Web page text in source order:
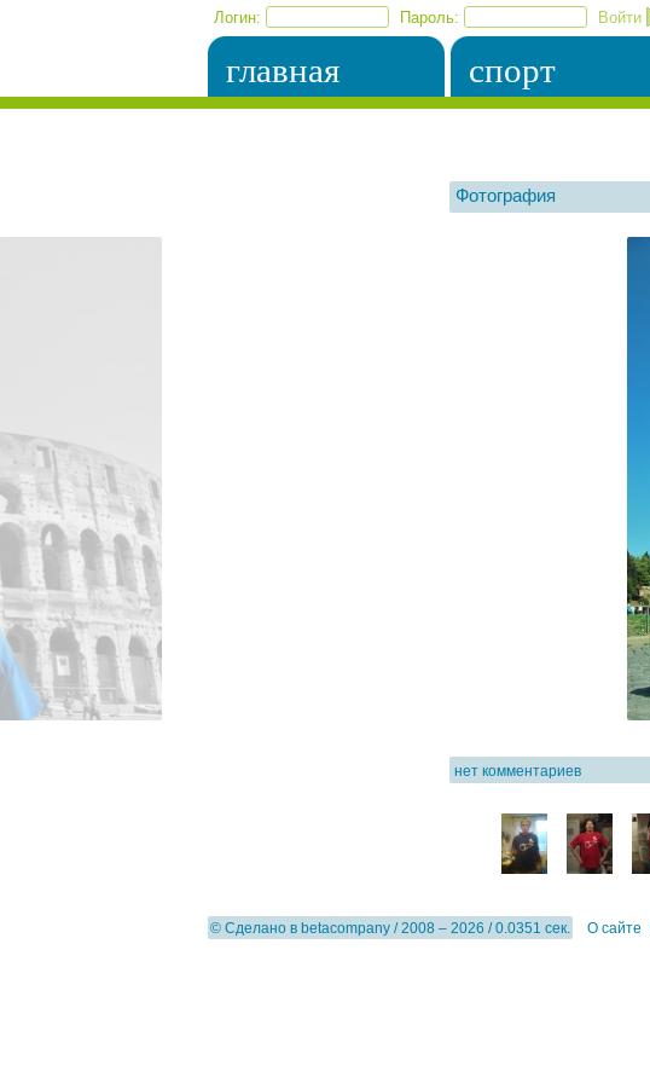
Логин: Пароль: Войти
главная спорт
Фотография
нет комментариев
© Сделано в betacompany / 2008 – 2026 / 0.0351 сек. О сайте